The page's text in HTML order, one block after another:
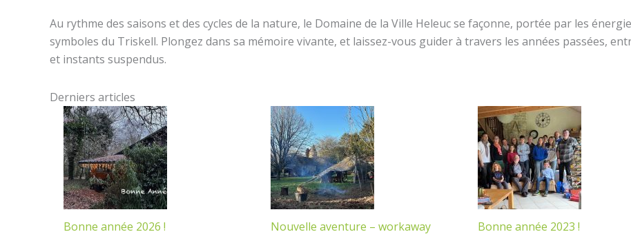
Au rythme des saisons et des cycles de la nature, le Domaine de la Ville Heleuc se façonne, portée par les
symboles du Triskell. Plongez dans sa mémoire vivante, et laissez-vous guider à travers les années passées,
et instants suspendus.
Derniers articles
Bonne année 2026 !
Nouvelle aventure – workaway
Bonne année 2023 !